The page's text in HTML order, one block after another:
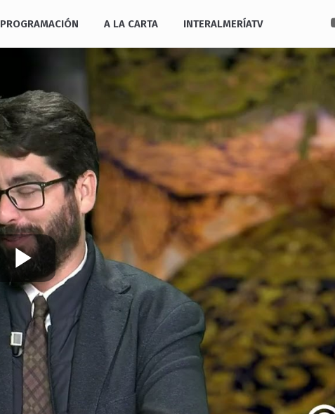
PROGRAMACIÓN A LA CARTA INTERALMERÍATV
Play
Video